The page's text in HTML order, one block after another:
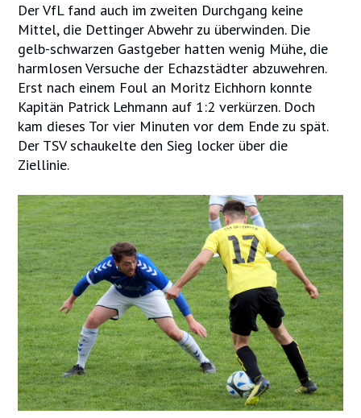
Der VfL fand auch im zweiten Durchgang keine
Mittel, die Dettinger Abwehr zu überwinden. Die
gelb-schwarzen Gastgeber hatten wenig Mühe, die
harmlosen Versuche der Echazstädter abzuwehren.
Erst nach einem Foul an Moritz Eichhorn konnte
Kapitän Patrick Lehmann auf 1:2 verkürzen. Doch
kam dieses Tor vier Minuten vor dem Ende zu spät.
Der TSV schaukelte den Sieg locker über die
Ziellinie.